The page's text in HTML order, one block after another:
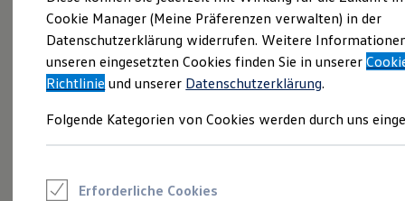
Sportwagen
Schnell verfügbare Fahrzeuge
Angebote und Produkte
Aktuelle Angebote
E-Auto-Förderung
Volkswagen Marktplatz
Junge Gebrauchtwagen und Gebrauchtwagen
Saisonangebote
Cookie Manager (Meine Präferenzen verwalten) in der
Datenschutzerklärung widerrufen. Weitere
unseren eingesetzten Cookies finden Sie in unserer
Richtlinie und unserer Datenschutzerklärung.
Folgende Kategorien von Cookies werden durch uns
Erforderliche Cookies